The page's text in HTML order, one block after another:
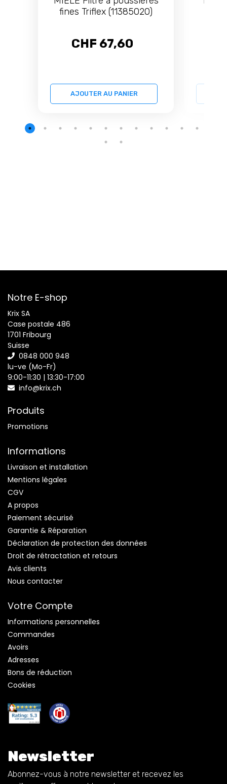
fines Triflex (11385020)
CHF 67,60
AJOUTER AU PANIER
Notre E-shop
Krix SA
Case postale 486
1701 Fribourg
Suisse
0848 000 948
lu-ve (Mo-Fr)
9:00-11:30 | 13:30-17:00
info@krix.ch
Produits
Promotions
Informations
Livraison et installation
Mentions légales
CGV
A propos
Paiement sécurisé
Garantie & Réparation
Déclaration de protection des données
Droit de rétractation et retours
Avis clients
Nous contacter
Votre Compte
Informations personnelles
Commandes
Avoirs
Adresses
Bons de réduction
Cookies
Newsletter
Abonnez-vous à notre newsletter et recevez les